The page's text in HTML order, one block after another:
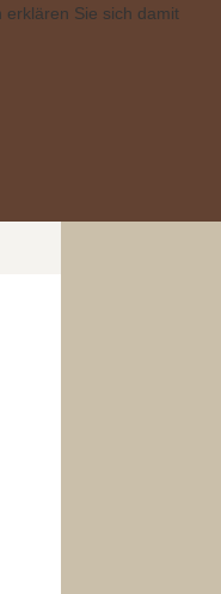
erklären Sie sich damit